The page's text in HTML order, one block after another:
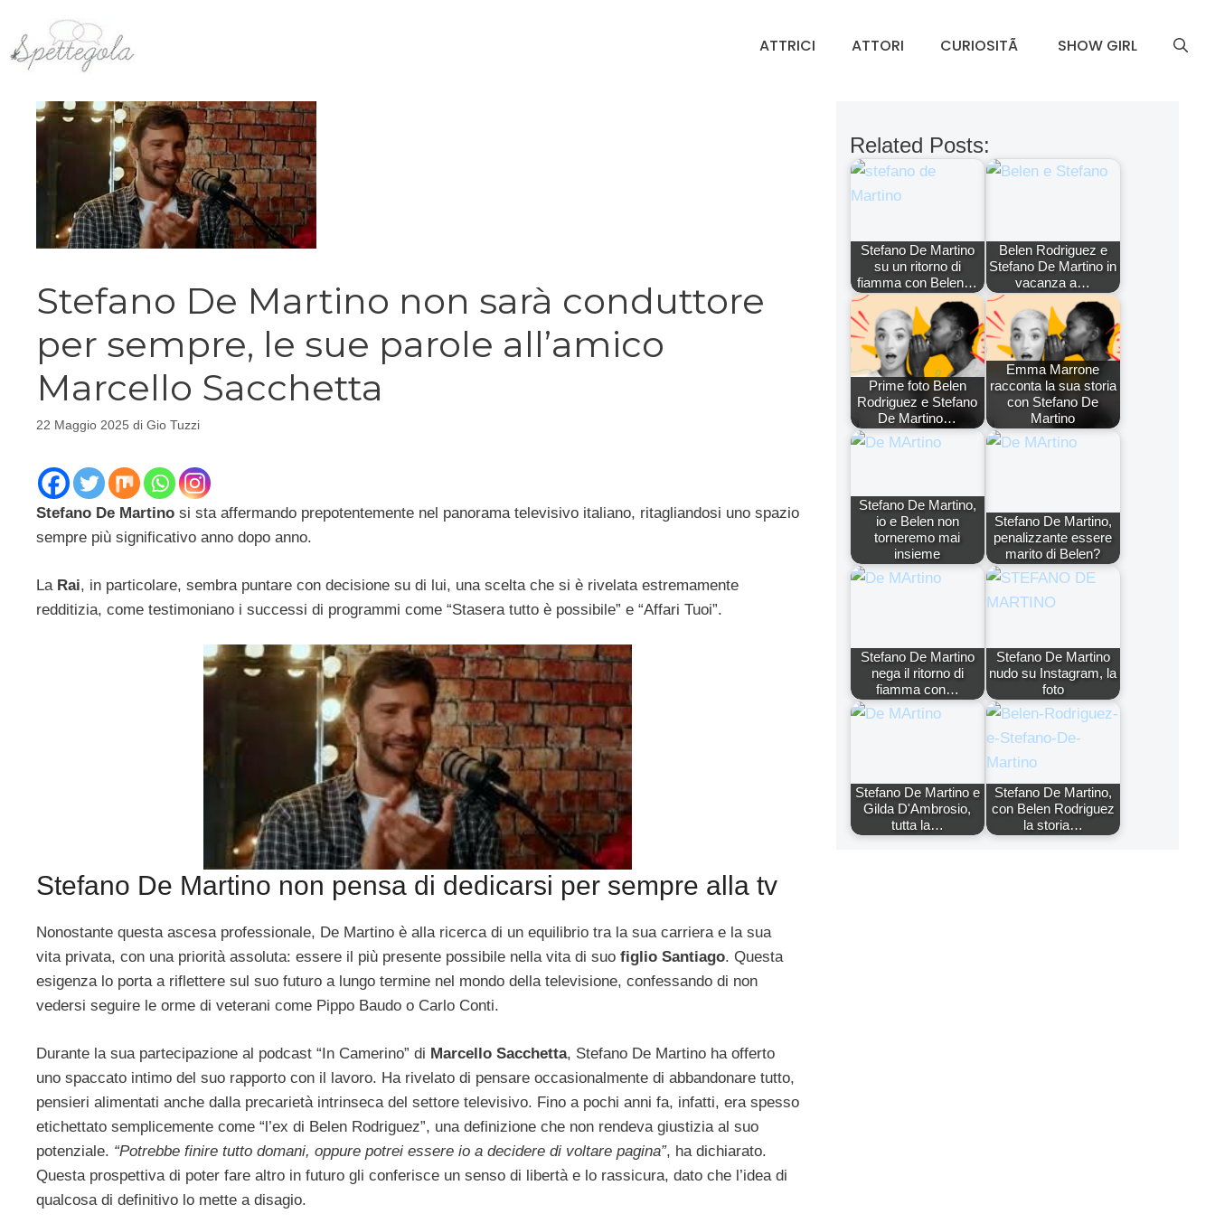
contenuto
ATTRICI ATTORI CURIOSITÃ SHOW GIRL
Stefano De Martino non sarà conduttore
per sempre, le sue parole all’amico
Marcello Sacchetta
22 Maggio 2025 di Gio Tuzzi
Stefano De Martino si sta affermando prepotentemente nel panorama televisivo italiano, ritagliandosi uno spazio
sempre più significativo anno dopo anno.
La Rai, in particolare, sembra puntare con decisione su di lui, una scelta che si è rivelata estremamente
redditizia, come testimoniano i successi di programmi come “Stasera tutto è possibile” e “Affari Tuoi”.
Stefano De Martino non pensa di dedicarsi per sempre alla tv
Nonostante questa ascesa professionale, De Martino è alla ricerca di un equilibrio tra la sua carriera e la sua
vita privata, con una priorità assoluta: essere il più presente possibile nella vita di suo figlio Santiago. Questa
esigenza lo porta a riflettere sul suo futuro a lungo termine nel mondo della televisione, confessando di non
vedersi seguire le orme di veterani come Pippo Baudo o Carlo Conti.
Durante la sua partecipazione al podcast “In Camerino” di Marcello Sacchetta, Stefano De Martino ha offerto
uno spaccato intimo del suo rapporto con il lavoro. Ha rivelato di pensare occasionalmente di abbandonare tutto,
pensieri alimentati anche dalla precarietà intrinseca del settore televisivo. Fino a pochi anni fa, infatti, era spesso
etichettato semplicemente come “l’ex di Belen Rodriguez”, una definizione che non rendeva giustizia al suo
potenziale. “Potrebbe finire tutto domani, oppure potrei essere io a decidere di voltare pagina”, ha dichiarato.
Questa prospettiva di poter fare altro in futuro gli conferisce un senso di libertà e lo rassicura, dato che l’idea di
qualcosa di definitivo lo mette a disagio.
Related Posts:
Stefano De Martino
su un ritorno di
fiamma con Belen…
Belen Rodriguez e
Stefano De Martino in
vacanza a…
Prime foto Belen
Rodriguez e Stefano
De Martino…
Emma Marrone
racconta la sua storia
con Stefano De
Martino
Stefano De Martino,
io e Belen non
torneremo mai
insieme
Stefano De Martino,
penalizzante essere
marito di Belen?
Stefano De Martino
nega il ritorno di
fiamma con…
Stefano De Martino
nudo su Instagram, la
foto
Stefano De Martino e
Gilda D'Ambrosio,
tutta la…
Stefano De Martino,
con Belen Rodriguez
la storia…